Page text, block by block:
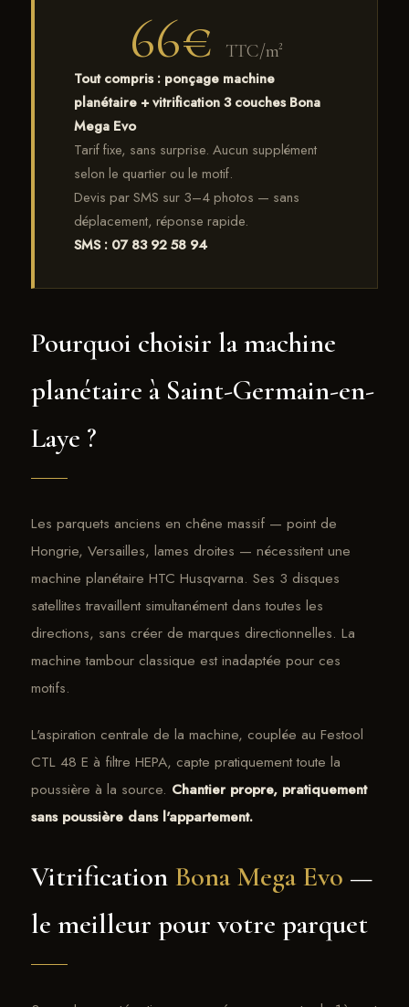
66€ TTC/m²
Tout compris : ponçage machine
planétaire + vitrification 3 couches Bona
Mega Evo
Tarif fixe, sans surprise. Aucun supplément
selon le quartier ou le motif.
Devis par SMS sur 3–4 photos — sans
déplacement, réponse rapide.
SMS : 07 83 92 58 94
Pourquoi choisir la machine
planétaire à Saint-Germain-en-
Laye ?
Les parquets anciens en chêne massif — point de
Hongrie, Versailles, lames droites — nécessitent une
machine planétaire HTC Husqvarna. Ses 3 disques
satellites travaillent simultanément dans toutes les
directions, sans créer de marques directionnelles. La
machine tambour classique est inadaptée pour ces
motifs.
L'aspiration centrale de la machine, couplée au Festool
CTL 48 E à filtre HEPA, capte pratiquement toute la
poussière à la source. Chantier propre, pratiquement
sans poussière dans l'appartement.
Vitrification Bona Mega Evo —
le meilleur pour votre parquet